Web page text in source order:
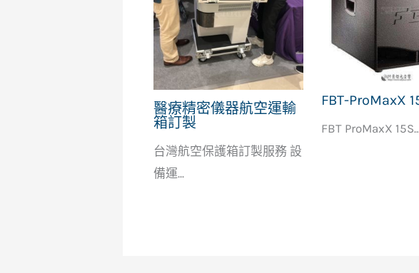
醫療精密儀器航空運輸
箱訂製
台灣航空保護箱訂製服務 設
備運...
FBT-ProMaxX
FBT ProMaxX